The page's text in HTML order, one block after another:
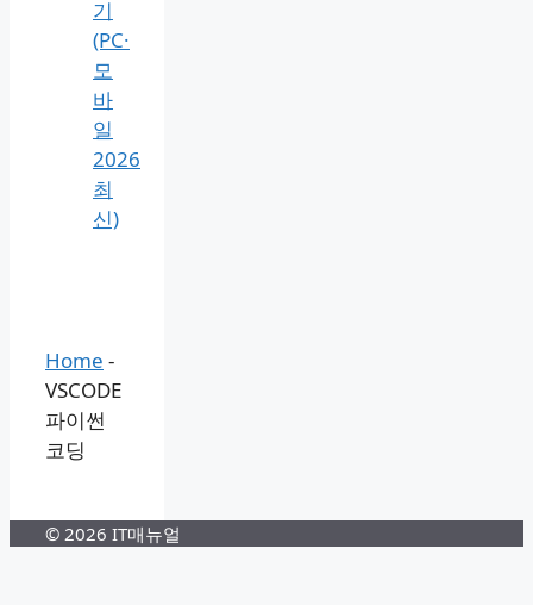
기
(PC·
모
바
일
2026
최
신)
Home -
VSCODE
파이썬
코딩
© 2026 IT매뉴얼